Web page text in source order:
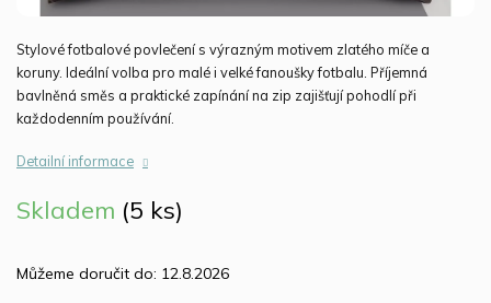
Skladem (5 ks)
Můžeme doručit do: 12.8.2026
Stylové fotbalové povlečení s výrazným motivem zlatého míče a
koruny. Ideální volba pro malé i velké fanoušky fotbalu. Příjemná
bavlněná směs a praktické zapínání na zip zajišťují pohodlí při
každodenním používání.
Detailní informace